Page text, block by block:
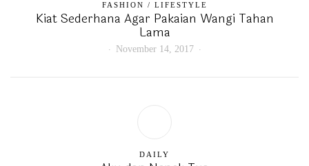
FASHION / LIFESTYLE
Kiat Sederhana Agar Pakaian Wangi Tahan
Lama
November 14, 2017
DAILY